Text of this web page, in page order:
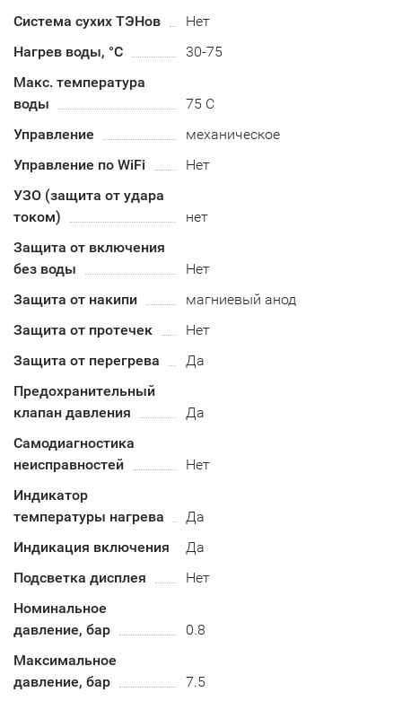
Система сухих ТЭНов
Нет
Нагрев воды, °С
30-75
Макс. температура
воды
75 С
Управление
механическое
Управление по WiFi
Нет
УЗО (защита от удара
током)
нет
Защита от включения
без воды
Нет
Защита от накипи
магниевый анод
Защита от протечек
Нет
Защита от перегрева
Да
Предохранительный
клапан давления
Да
Самодиагностика
неисправностей
Нет
Индикатор
температуры нагрева
Да
Индикация включения
Да
Подсветка дисплея
Нет
Номинальное
давление, бар
0.8
Максимальное
давление, бар
7.5